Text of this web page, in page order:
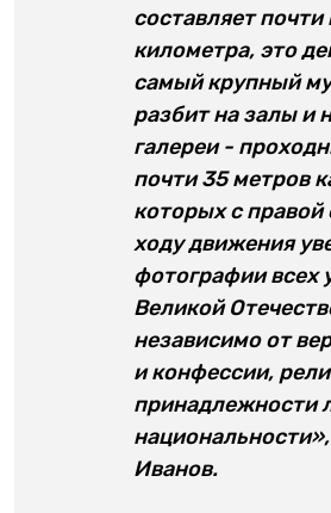
составляет
километра, это
самый крупный
разбит на залы и
галереи -
почти 35 метров
которых с
ходу движения
фотографии всех
Великой
независимо от
и конфессии,
принадлежности
Иванов.